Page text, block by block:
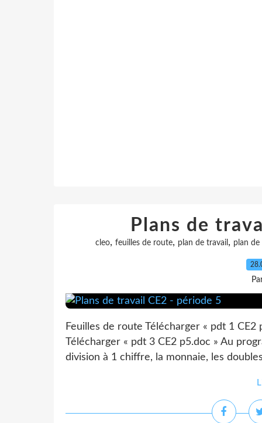
Plans de
cleo, feuilles de route, plan de travail, plan de
Feuilles de route Télécharger « pdt 1 CE2
Télécharger « pdt 3 CE2 p5.doc » Au
division à 1 chiffre, la monnaie, les